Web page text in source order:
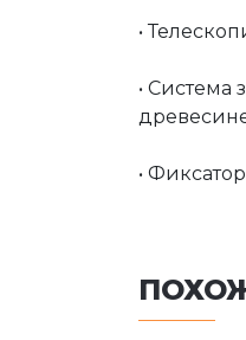
•
•
•